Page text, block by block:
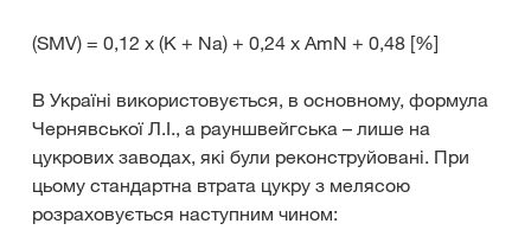
(SMV) = 0,12 x (K + Na) + 0,24 х AmN + 0,48 [%]
В Україні використовується, в основному, формула
Чернявської Л.І., а рауншвейгська – лише на
цукрових заводах, які були реконструйовані. При
цьому стандартна втрата цукру з мелясою
розраховується наступним чином: